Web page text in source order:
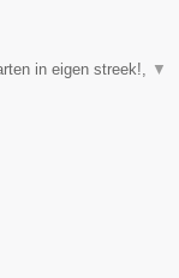
in eigen streek!, ▼